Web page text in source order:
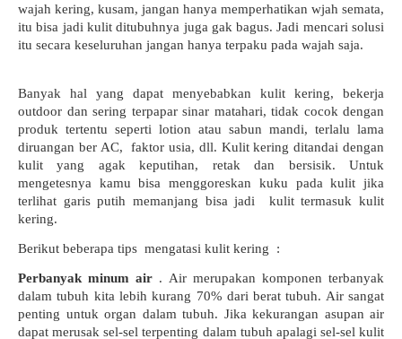
wajah kering, kusam, jangan hanya memperhatikan wjah semata,
itu bisa jadi kulit ditubuhnya juga gak bagus. Jadi mencari solusi
itu secara keseluruhan jangan hanya terpaku pada wajah saja.
Banyak hal yang dapat menyebabkan kulit kering, bekerja
outdoor dan sering terpapar sinar matahari, tidak cocok dengan
produk tertentu seperti lotion atau sabun mandi, terlalu lama
diruangan ber AC,  faktor usia, dll. Kulit kering ditandai dengan
kulit yang agak keputihan, retak dan bersisik. Untuk
mengetesnya kamu bisa menggoreskan kuku pada kulit jika
terlihat garis putih memanjang bisa jadi  kulit termasuk kulit
kering.
Berikut beberapa tips  mengatasi kulit kering  :
Perbanyak minum air . Air merupakan komponen terbanyak
dalam tubuh kita lebih kurang 70% dari berat tubuh. Air sangat
penting untuk organ dalam tubuh. Jika kekurangan asupan air
dapat merusak sel-sel terpenting dalam tubuh apalagi sel-sel kulit